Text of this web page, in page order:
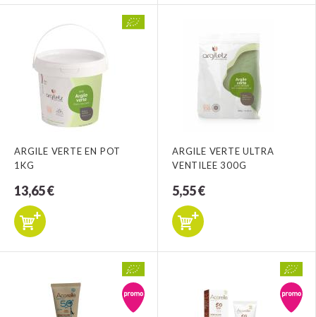
ARGILE VERTE EN POT
1KG
13,65 €
ARGILE VERTE ULTRA
VENTILEE 300G
5,55 €